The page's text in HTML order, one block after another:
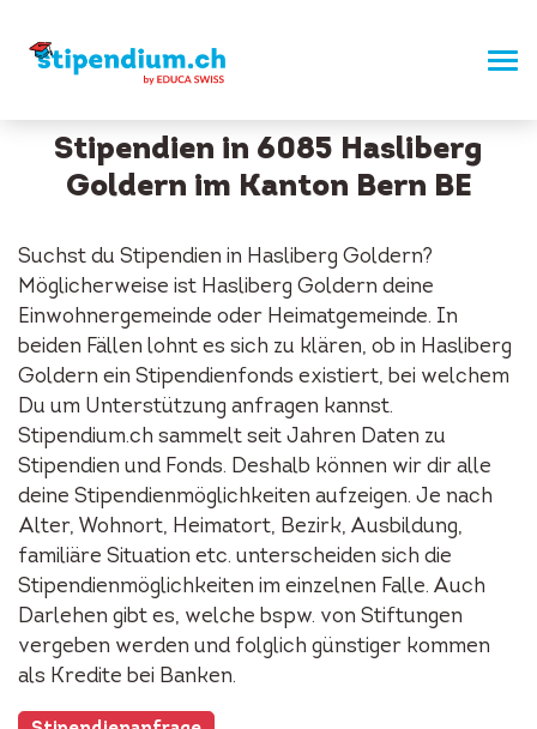
Stipendien in 6085 Hasliberg
Goldern im Kanton Bern BE
Suchst du Stipendien in Hasliberg Goldern?
Möglicherweise ist Hasliberg Goldern deine
Einwohnergemeinde oder Heimatgemeinde. In
beiden Fällen lohnt es sich zu klären, ob in Hasliberg
Goldern ein Stipendienfonds existiert, bei welchem
Du um Unterstützung anfragen kannst.
Stipendium.ch sammelt seit Jahren Daten zu
Stipendien und Fonds. Deshalb können wir dir alle
deine Stipendienmöglichkeiten aufzeigen. Je nach
Alter, Wohnort, Heimatort, Bezirk, Ausbildung,
familiäre Situation etc. unterscheiden sich die
Stipendienmöglichkeiten im einzelnen Falle. Auch
Darlehen gibt es, welche bspw. von Stiftungen
vergeben werden und folglich günstiger kommen
als Kredite bei Banken.